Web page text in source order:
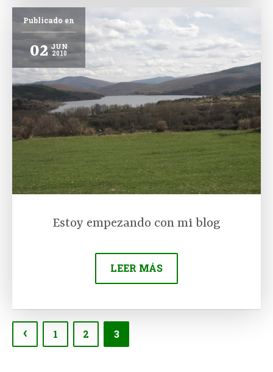
Publicado en
02 JUN
2010
Estoy empezando con mi blog
LEER MÁS
Paginación de entradas
‹ 1 2 3